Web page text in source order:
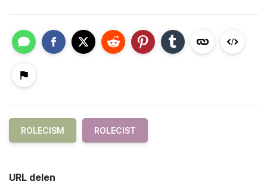
ROLECISM ROLECIST
URL delen